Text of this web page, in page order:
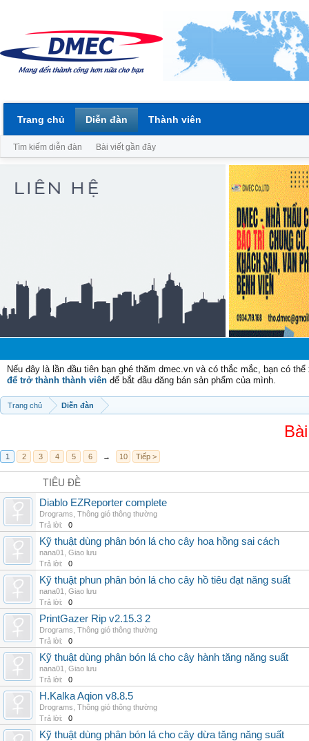
Nếu đây là lần đầu tiên bạn ghé thăm dmec.vn và có thắc mắc, bạn có
để trở thành thành viên để bắt đầu đăng bán sản phẩm của mình.
Trang chủ Diễn đàn
1 2 3 4 5 6 → 10 Tiếp >
TIÊU ĐỀ
Diablo EZReporter complete
Drograms Thông gió thông thường
Trả lời:
0
Kỹ thuật dùng phân bón lá cho cây hoa hồng sai cách
nana01
Giao lưu
Trả lời:
0
Kỹ thuật phun phân bón lá cho cây hồ tiêu đạt năng suất
nana01
Giao lưu
Trả lời:
0
PrintGazer Rip v2.15.3 2
Drograms Thông gió thông thường
Trả lời:
0
Kỹ thuật dùng phân bón lá cho cây hành tăng năng suất
nana01
Giao lưu
Trả lời:
0
H.Kalka Aqion v8.8.5
Drograms Thông gió thông thường
Trả lời:
0
Kỹ thuật dùng phân bón lá cho cây dừa tăng năng suất
Trang chủ Diễn đàn
Tìm kiếm diễn đàn Bài viết gần đây
Thành viên